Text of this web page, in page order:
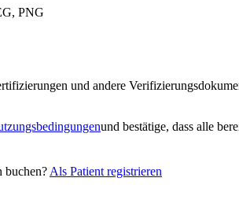
PNG
und andere
und bestätige, dass alle
buchen? Als Patient registrieren